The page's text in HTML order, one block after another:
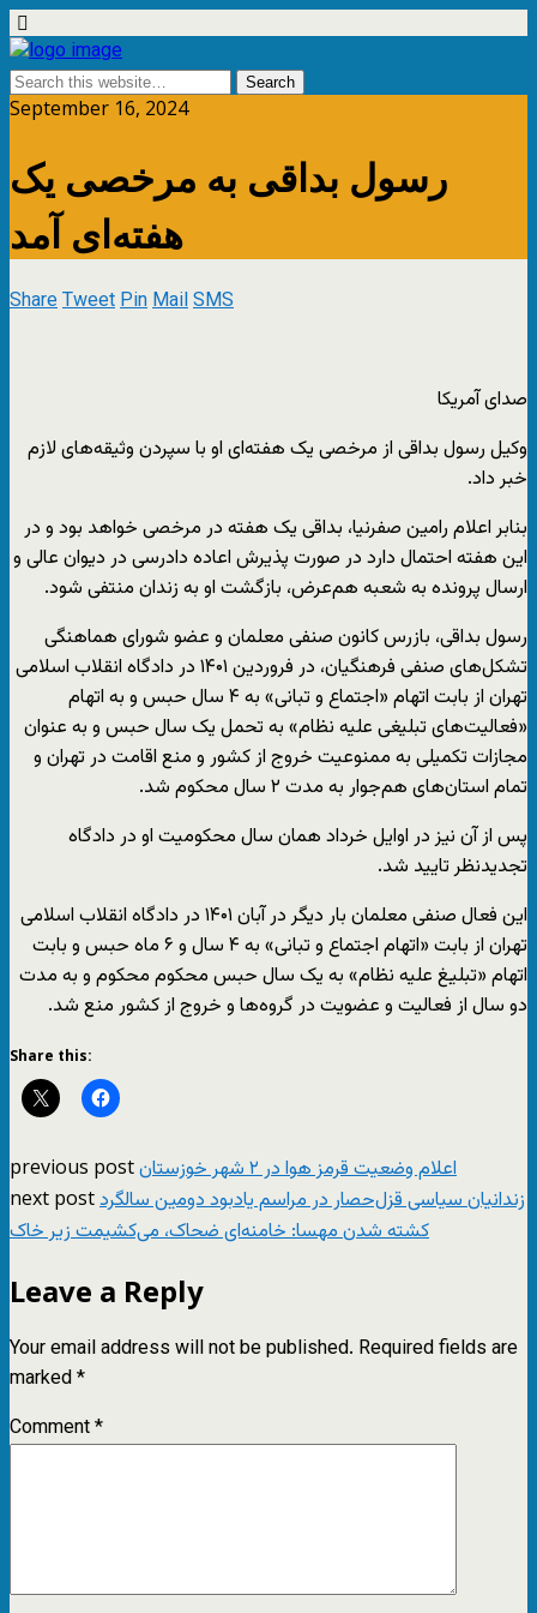
September 16, 2024
رسول بداقی به مرخصی یک
هفته‌ای آمد
ShareTweetPinMailSMS
صدای آمریکا
وکیل رسول بداقی از مرخصی یک هفته‌ای او با سپردن وثیقه‌های لازم
خبر داد.
بنابر اعلام رامین صفرنیا، بداقی یک هفته در مرخصی خواهد بود و در
این هفته احتمال دارد در صورت پذیرش اعاده دادرسی در دیوان عالی و
ارسال پرونده به شعبه هم‌عرض، بازگشت او به زندان منتفی شود.
رسول بداقی، بازرس کانون صنفی معلمان و عضو شورای هماهنگی
تشکل‌های صنفی فرهنگیان، در فروردین ۱۴۰۱ در دادگاه انقلاب اسلامی
تهران از بابت اتهام «اجتماع و تبانی» به ۴ سال حبس و به اتهام
«فعالیت‌های تبلیغی علیه نظام» به تحمل یک سال حبس و به عنوان
مجازات تکمیلی به ممنوعیت خروج از کشور و منع اقامت در تهران و
تمام استان‌های هم‌جوار به مدت ۲ سال محکوم شد.
پس از آن نیز در اوایل خرداد همان سال محکومیت او در دادگاه
تجدیدنظر تایید شد.
این فعال صنفی معلمان بار دیگر در آبان ۱۴۰۱ در دادگاه انقلاب اسلامی
تهران از بابت «اتهام اجتماع و تبانی» به ۴ سال و ۶ ماه حبس و بابت
اتهام «تبلیغ علیه نظام» به یک سال حبس محکوم محکوم و به مدت
دو سال از فعالیت و عضویت در گروه‌ها و خروج از کشور منع شد.
Share this:
previous post اعلام وضعیت قرمز هوا در ۲ شهر خوزستان
next postزندانیان سیاسی قزل‌حصار در مراسم یادبود دومین سالگرد
کشته شدن مهسا: خامنه‌ای ضحاک، می‌کشیمت زیر خاک
Leave a Reply
Your email address will not be published. Required fields are
marked*
Comment*